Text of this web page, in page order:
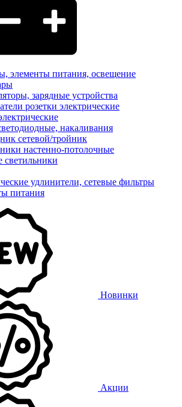
элементы питания, освещение
зарядные устройства
розетки электрические
накаливания
сетевой/тройник
настенно-потолочные
светильники
удлинители, сетевые фильтры
питания
Новинки
Акции